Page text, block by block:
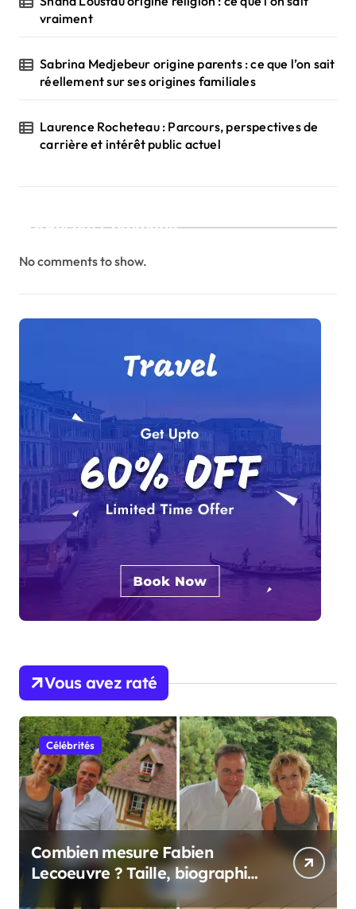
vraiment
Sabrina Medjebeur origine parents : ce que l’on sait
réellement sur ses origines familiales
Laurence Rocheteau : Parcours, perspectives de
carrière et intérêt public actuel
Recent Comments
No comments to show.
Vous avez raté
Célébrités
Combien mesure Fabien
Lecoeuvre ? Taille, biographie
et informations complètes